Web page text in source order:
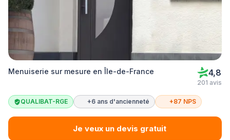
Menuiserie sur mesure en Île-de-France 4,8
201 avis
QUALIBAT-RGE +6 ans d'ancienneté +87 NPS
Je veux un devis gratuit